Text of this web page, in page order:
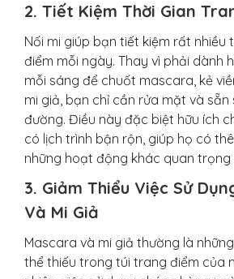
2. Tiết Kiệm Thời Gian
Nối mi giúp bạn tiết kiệm rất nhiều
điểm mỗi ngày. Thay vì phải dành
mỗi sáng để chuốt mascara, kẻ
mi giả, bạn chỉ cần rửa mặt và
đường. Điều này đặc biệt hữu ích
có lịch trình bận rộn, giúp họ có
những hoạt động khác quan trọng
3. Giảm Thiểu Việc Sử
Và Mi Giả
Mascara và mi giả thường là
thể thiếu trong túi trang điểm của